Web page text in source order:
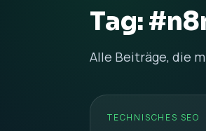
Tag:
Alle Beiträge, die
TECHNISCHES SEO